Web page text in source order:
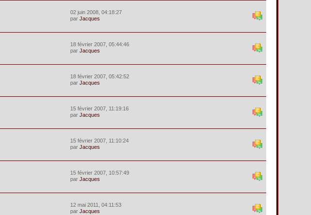
02 juin 2008, 04:18:27
parJacques
18 février 2007, 05:44:46
parJacques
18 février 2007, 05:42:52
parJacques
15 février 2007, 11:19:16
parJacques
15 février 2007, 11:10:24
parJacques
15 février 2007, 10:57:49
parJacques
12 mai 2011, 04:11:53
parJacques